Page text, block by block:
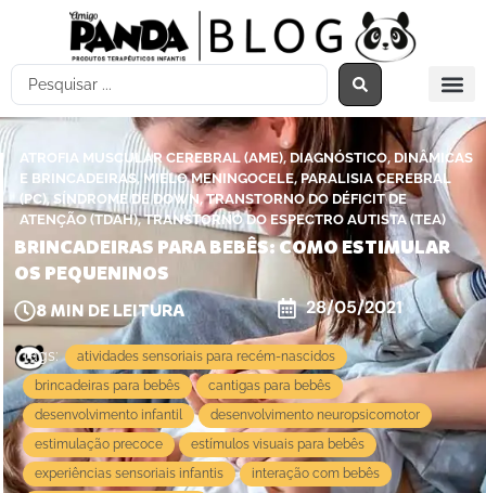
ATROFIA MUSCULAR CEREBRAL (AME),DIAGNÓSTICO, DINÂMICAS
E BRINCADEIRAS,MIELO MENINGOCELE,PARALISIA CEREBRAL
(PC), SÍNDROME DE DOWN,TRANSTORNO DO DÉFICIT DE
ATENÇÃO (TDAH),TRANSTORNO DO ESPECTRO AUTISTA (TEA)
BRINCADEIRAS PARA BEBÊS: COMO ESTIMULAR
OS PEQUENINOS
8MIN DE LEITURA 28/05/2021
Tags:
atividades sensoriais para recém-nascidos
brincadeiras para bebês
cantigas para bebês
desenvolvimento infantil
desenvolvimento neuropsicomotor
estimulação precoce
estímulos visuais para bebês
experiências sensoriais infantis
interação com bebês